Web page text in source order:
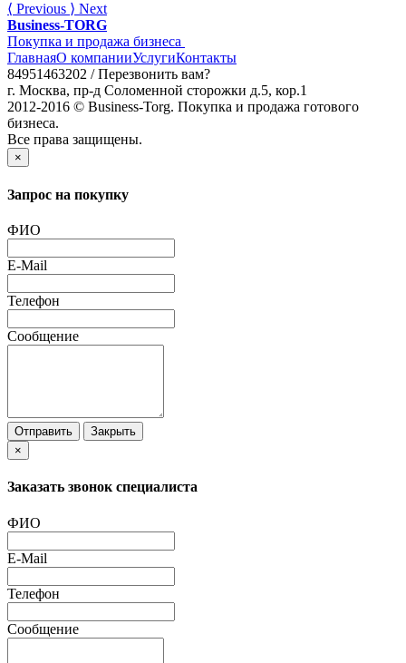
⟨ Previous ⟩ Next
Business-TORG
Покупка и продажа бизнеса
ГлавнаяО компанииУслугиКонтакты
84951463202 /Перезвонить вам?
г. Москва, пр-д Соломенной сторожки д.5, кор.1
2012-2016 © Business-Torg. Покупка и продажа готового
бизнеса.
Все права защищены.
×
Запрос на покупку
ФИО
E-Mail
Телефон
Сообщение
Отправить
Закрыть
×
Заказать звонок специалиста
ФИО
E-Mail
Телефон
Сообщение